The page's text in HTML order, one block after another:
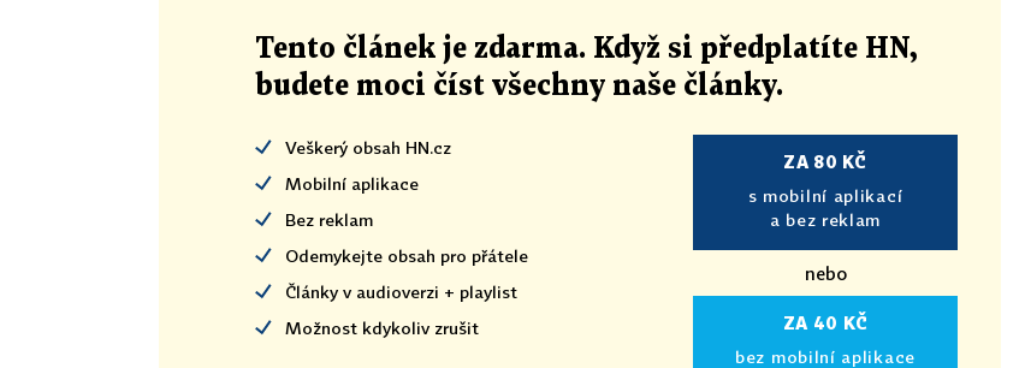
Tento článek je zdarma. Když si předplatíte HN,
budete moci číst všechny naše články.
Veškerý obsah HN.cz
Mobilní aplikace
Bez reklam
Odemykejte obsah pro přátele
Články v audioverzi + playlist
Možnost kdykoliv zrušit
ZA 80 KČ
s mobilní aplikací
a bez reklam
nebo
ZA 40 KČ
bez mobilní aplikace